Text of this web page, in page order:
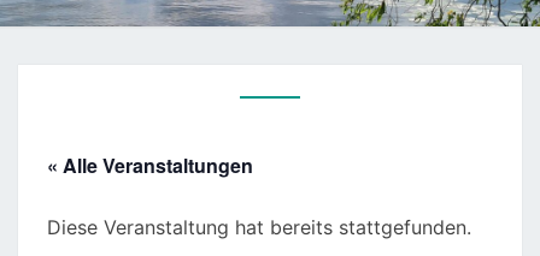
« Alle Veranstaltungen
Diese Veranstaltung hat bereits stattgefunden.